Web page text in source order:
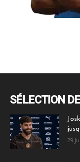
SÉLECTION
29